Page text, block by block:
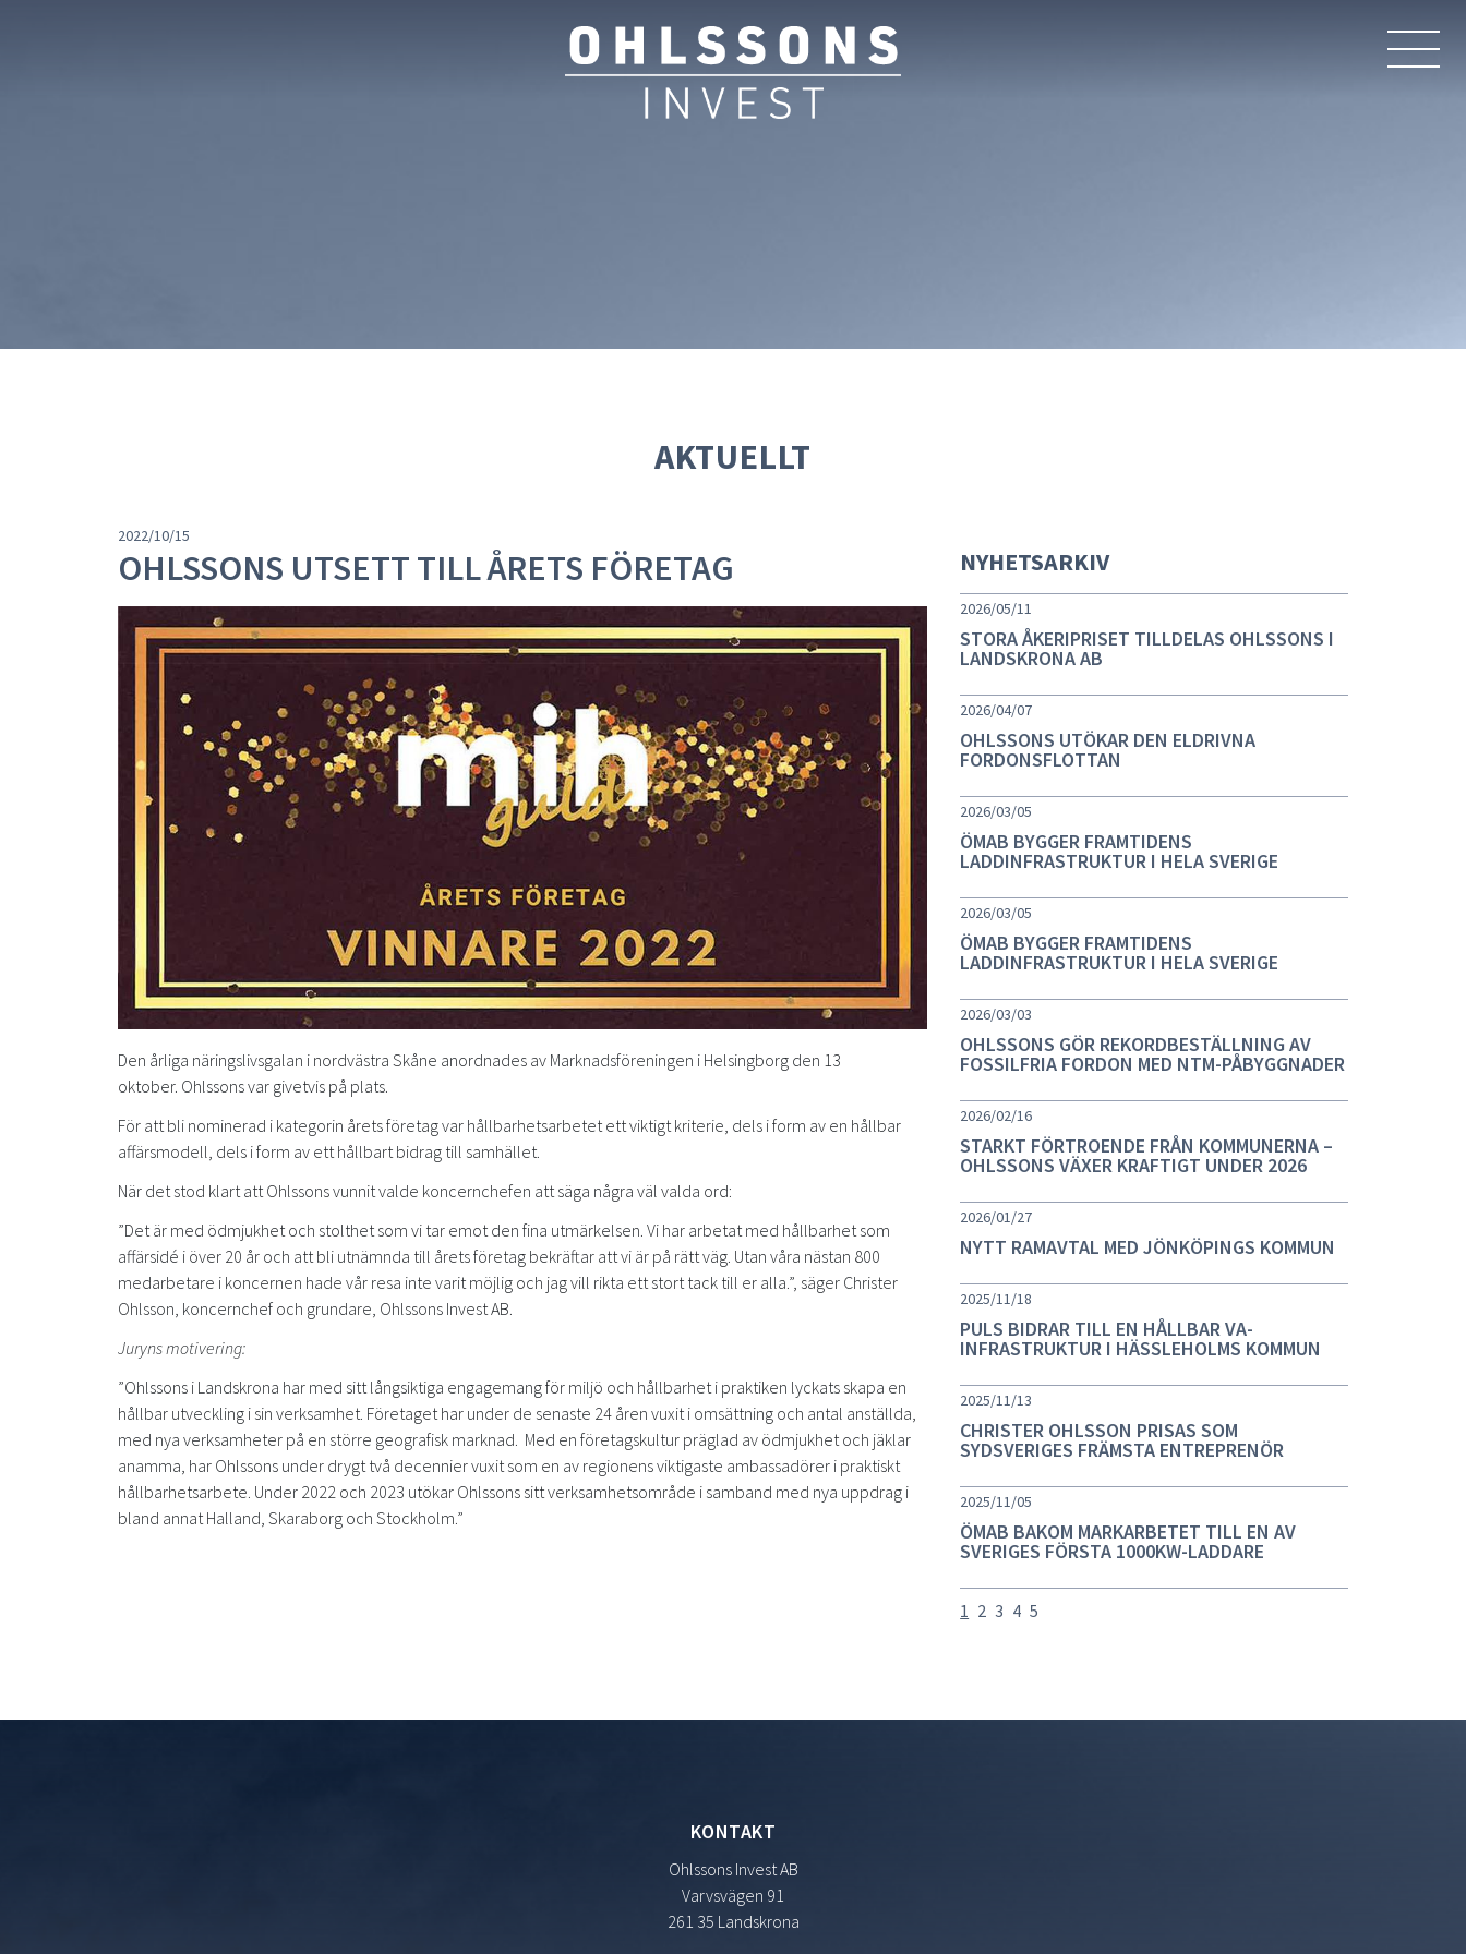
AKTUELLT
2022/10/15
OHLSSONS UTSETT TILL ÅRETS FÖRETAG
Den årliga näringslivsgalan i nordvästra Skåne anordnades av Marknadsföreningen i Helsingborg den 13
oktober. Ohlssons var givetvis på plats.
För att bli nominerad i kategorin årets företag var hållbarhetsarbetet ett viktigt kriterie, dels i form av en hållbar
affärsmodell, dels i form av ett hållbart bidrag till samhället.
När det stod klart att Ohlssons vunnit valde koncernchefen att säga några väl valda ord:
”Det är med ödmjukhet och stolthet som vi tar emot den fina utmärkelsen. Vi har arbetat med hållbarhet som
affärsidé i över 20 år och att bli utnämnda till årets företag bekräftar att vi är på rätt väg. Utan våra nästan 800
medarbetare i koncernen hade vår resa inte varit möjlig och jag vill rikta ett stort tack till er alla.”, säger Christer
Ohlsson, koncernchef och grundare, Ohlssons Invest AB.
Juryns motivering:
”Ohlssons i Landskrona har med sitt långsiktiga engagemang för miljö och hållbarhet i praktiken lyckats skapa en
hållbar utveckling i sin verksamhet. Företaget har under de senaste 24 åren vuxit i omsättning och antal anställda,
med nya verksamheter på en större geografisk marknad. Med en företagskultur präglad av ödmjukhet och jäklar
anamma, har Ohlssons under drygt två decennier vuxit som en av regionens viktigaste ambassadörer i praktiskt
hållbarhetsarbete. Under 2022 och 2023 utökar Ohlssons sitt verksamhetsområde i samband med nya uppdrag i
bland annat Halland, Skaraborg och Stockholm.”
NYHETSARKIV
2026/05/11
STORA ÅKERIPRISET TILLDELAS OHLSSONS I
LANDSKRONA AB
2026/04/07
OHLSSONS UTÖKAR DEN ELDRIVNA
FORDONSFLOTTAN
2026/03/05
ÖMAB BYGGER FRAMTIDENS
LADDINFRASTRUKTUR I HELA SVERIGE
2026/03/05
ÖMAB BYGGER FRAMTIDENS
LADDINFRASTRUKTUR I HELA SVERIGE
2026/03/03
OHLSSONS GÖR REKORDBESTÄLLNING AV
FOSSILFRIA FORDON MED NTM-PÅBYGGNADER
2026/02/16
STARKT FÖRTROENDE FRÅN KOMMUNERNA –
OHLSSONS VÄXER KRAFTIGT UNDER 2026
2026/01/27
NYTT RAMAVTAL MED JÖNKÖPINGS KOMMUN
2025/11/18
PULS BIDRAR TILL EN HÅLLBAR VA-
INFRASTRUKTUR I HÄSSLEHOLMS KOMMUN
2025/11/13
CHRISTER OHLSSON PRISAS SOM
SYDSVERIGES FRÄMSTA ENTREPRENÖR
2025/11/05
ÖMAB BAKOM MARKARBETET TILL EN AV
SVERIGES FÖRSTA 1000KW-LADDARE
1 2 3 4 5
KONTAKT
Ohlssons Invest AB
Varvsvägen 91
261 35 Landskrona